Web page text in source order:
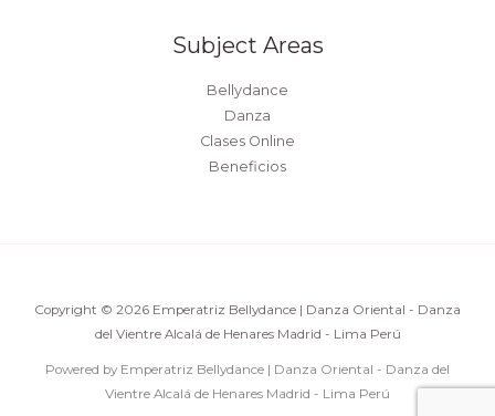
Subject Areas
Bellydance
Danza
Clases Online
Beneficios
Copyright © 2026 Emperatriz Bellydance | Danza Oriental - Danza
del Vientre Alcalá de Henares Madrid - Lima Perú
Powered by Emperatriz Bellydance | Danza Oriental - Danza del
Vientre Alcalá de Henares Madrid - Lima Perú